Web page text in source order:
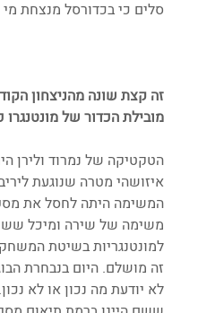
סלים כי בכדורסל מנצחת
זה קצת שונה מהניצחון
מובילת הכדור של מונטנגרו
הטקטיקה של נמרוד ולירן
איזושהי מטרה שנוגעת
משימה של שירה ומיכל
למונטנגריות בשיטת
זה מושלם. היום בנבחרת
לא יודעת מה נכון או לא